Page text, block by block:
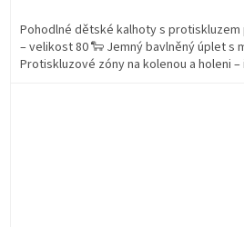
Pohodlné dětské kalhoty s
– velikost 80 🐑 Jemný bavlněný úplet s
Protiskluzové zóny na kolenou a holeni –